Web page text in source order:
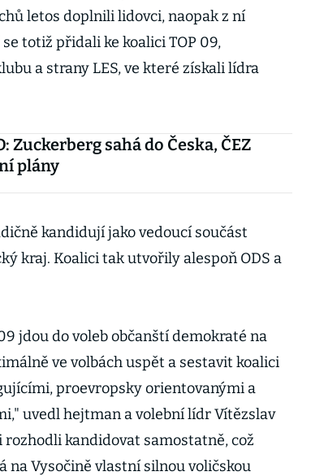
letos doplnili lidovci, naopak z ní
totiž přidali ke koalici TOP 09,
a strany LES, ve které získali lídra
Zuckerberg sahá do Česka, ČEZ
plány
kandidují jako vedoucí součást
kraj. Koalici tak utvořily alespoň ODS a
jdou do voleb občanští demokraté na
ve volbách uspět a sestavit koalici
proevropsky orientovanými a
uvedl hejtman a volební lídr Vítězslav
rozhodli kandidovat samostatně, což
na Vysočině vlastní silnou voličskou